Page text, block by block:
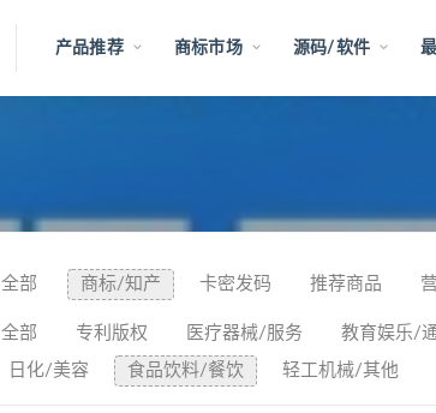
产品推荐 商标市场 源码/软件
全部 商标/知产 卡密发码 推荐商品
全部 专利版权 医疗器械/服务 教育娱乐/
日化/美容 食品饮料/餐饮 轻工机械/其他